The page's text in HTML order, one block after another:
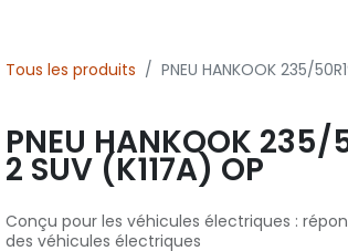
Tous les produits PNEU HANKOOK 235/
PNEU HANKOOK 235/
2 SUV (K117A) OP
Conçu pour les véhicules électriques :
des véhicules électriques